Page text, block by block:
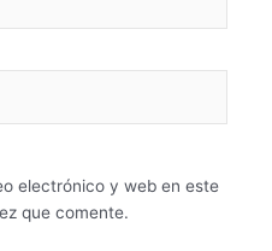
electrónico y web en este
que comente.